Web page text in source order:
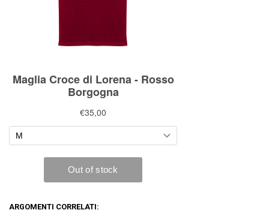
ARGOMENTI CORRELATI: